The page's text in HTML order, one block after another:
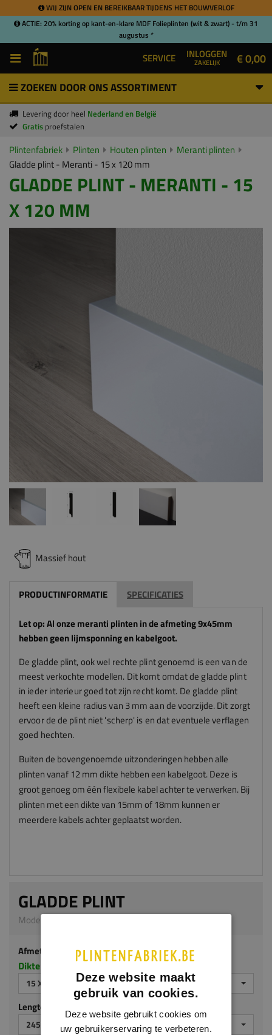
WIJ ZIJN OPEN EN BEREIKBAAR TIJDENS HET BOUWVERLOF
ACTIE: 20% korting op kant-en-klare MDF Folieplinten (wit & zwart) - t/m 31
augustus *
SERVICE INLOGGEN
ZAKELIJK € 0,00
ZOEKEN DOOR ONS ASSORTIMENT
Levering door heel Nederland en België
Gratis proefstalen
Plintenfabriek Plinten Houten plinten
Meranti plinten
Gladde plint - Meranti - 15 x 120 mm
GLADDE PLINT - MERANTI - 15
X 120 MM
Massief hout
PRODUCTINFORMATIE SPECIFICATIES
Let op: Al onze meranti plinten in de afmeting 9x45mm
hebben geen lijmsponning en kabelgoot.
De gladde plint, ook wel rechte plint genoemd is een van de
meest verkochte modellen. Dit komt omdat de gladde plint
in ieder interieur goed tot zijn recht komt. De gladde plint
heeft een kleine radius van 3 mm aan de voorzijde. Dit zorgt
ervoor de de plint niet 'scherp' is en dat eventuele verflagen
goed hechten.
Buiten de bovengenoemde uitzonderingen hebben alle
plinten vanaf 12 mm dikte hebben een kabelgoot. Deze is
groot genoeg om één flexibele kabel achter te verwerken. Bij
plinten met een dikte van 15mm of 18mm kunnen er
meerdere kabels achter geplaatst worden.
GLADDE PLINT
Model 1001 | 15 x 120 mm | Meranti
Afmeting
Dikte x hoogte in millimeters
15 X 120 MM
Lengte (mm)
2450 MM
Deze website maakt
gebruik van cookies.
Deze website gebruikt cookies om
uw gebruikerservaring te verbeteren.